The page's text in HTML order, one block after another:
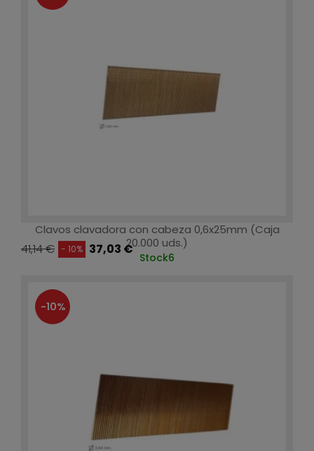
Clavos clavadora con cabeza 0,6x25mm (Caja
20.000 uds.)
41,14 € - 10% 37,03 €
Stock6
-10%